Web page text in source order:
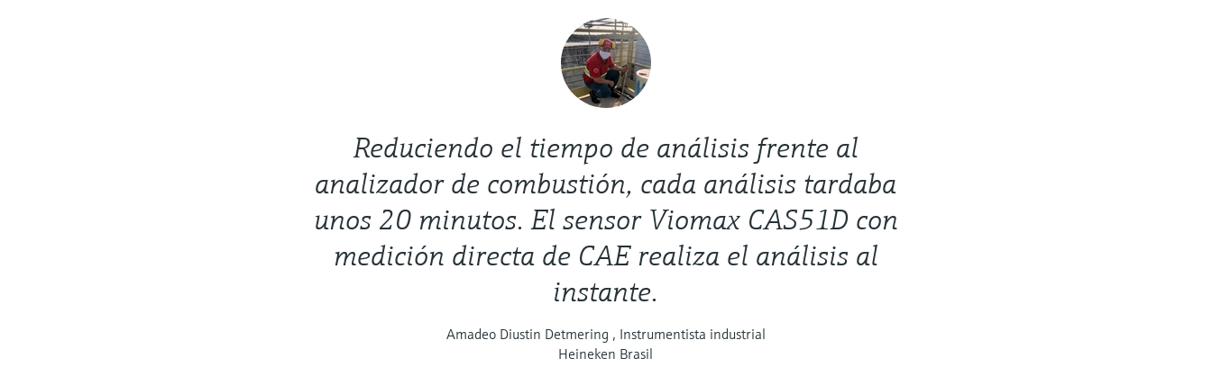
Reduciendo el tiempo de análisis frente al
analizador de combustión, cada análisis tardaba
unos 20 minutos. El sensor Viomax CAS51D con
medición directa de CAE realiza el análisis al
instante.
Amadeo Diustin Detmering , Instrumentista industrial
Heineken Brasil